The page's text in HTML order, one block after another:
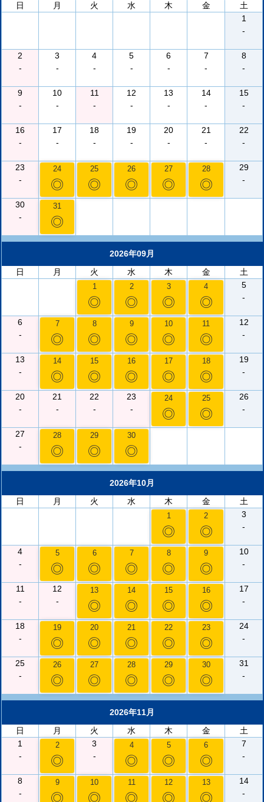
日
月 火 水 木 金
土
1
-
2
-
3
-
4
-
5
-
6
-
7
-
8
-
9
-
10
-
11
-
12
-
13
-
14
-
15
-
16
-
17
-
18
-
19
-
20
-
21
-
22
-
23
-
24
◎
25
◎
26
◎
27
◎
28
◎
29
-
30
-
31
◎
2026年09月
日
月 火 水 木 金 土
1
◎
2
◎
3
◎
4
◎
5
-
6
-
7
◎
8
◎
9
◎
10
◎
11
◎
12
-
13
-
14
◎
15
◎
16
◎
17
◎
18
◎
19
-
20
-
21
-
22
-
23
-
24
◎
25
◎
26
-
27
-
28
◎
29
◎
30
◎
2026年10月
日
月 火 水 木 金 土
1
◎
2
◎
3
-
4
-
5
◎
6
◎
7
◎
8
◎
9
◎
10
-
11
-
12
-
13
◎
14
◎
15
◎
16
◎
17
-
18
-
19
◎
20
◎
21
◎
22
◎
23
◎
24
-
25
-
26
◎
27
◎
28
◎
29
◎
30
◎
31
-
2026年11月
日
月 火 水 木 金
土
1
-
2
◎
3
-
4
◎
5
◎
6
◎
7
-
8
-
9
◎
10
◎
11
◎
12
◎
13
◎
14
-